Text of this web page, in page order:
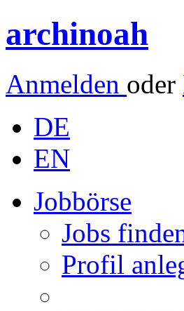
archinoah
Anmelden oder
DE
EN
Jobbörse
Jobs
Profil